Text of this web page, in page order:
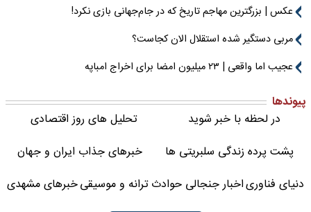
عکس | بزرگترین مهاجم تاریخ که در جام‌جهانی بازی نکرد!
مربی دستگیر شده استقلال الان کجاست؟
عجیب اما واقعی | ۲۳ میلیون امضا برای اخراج امباپه
پیوندها
در لحظه با خبر شوید
تحلیل های روز اقتصادی
پشت پرده زندگی سلبریتی ها
خبرهای جذاب ایران و جهان
دنیای فناوریاخبار جنجالی حوادثترانه و موسیقیخبرهای مشهدی